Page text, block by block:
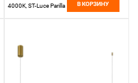
4000K, ST-Luce Parilla
В КОРЗИНУ